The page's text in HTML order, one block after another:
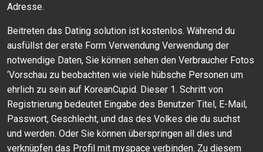
Adresse.
Beitreten das Dating solution ist kostenlos. Während du
ausfüllst der erste Form Verwendung Verwendung der
notwendige Daten, Sie können sehen den Verbraucher Fotos
‘Vorschau zu beobachten wie viele hübsche Personen um
ehrlich zu sein auf KoreanCupid. Dieser 1. Schritt von
Registrierung bedeutet Eingabe des Benutzer Titel, E-Mail,
Passwort, Geschlecht, und das des Volkes die du suchst
und werden. Oder Sie können überspringen all dies und
verknüpfen das Profil mit myspace verbinden. Zu diesem